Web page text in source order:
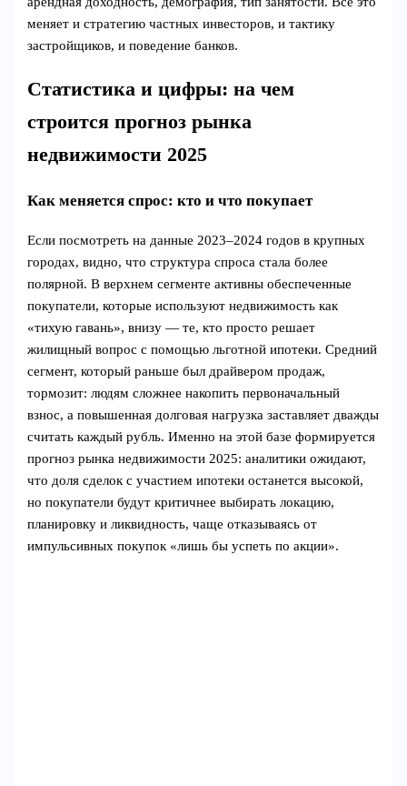
меняет и стратегию частных инвесторов, и тактику
застройщиков, и поведение банков.
Статистика и цифры: на чем
строится прогноз рынка
недвижимости 2025
Как меняется спрос: кто и что покупает
Если посмотреть на данные 2023–2024 годов в крупных
городах, видно, что структура спроса стала более
полярной. В верхнем сегменте активны обеспеченные
покупатели, которые используют недвижимость как
«тихую гавань», внизу — те, кто просто решает
жилищный вопрос с помощью льготной ипотеки. Средний
сегмент, который раньше был драйвером продаж,
тормозит: людям сложнее накопить первоначальный
взнос, а повышенная долговая нагрузка заставляет дважды
считать каждый рубль. Именно на этой базе формируется
прогноз рынка недвижимости 2025: аналитики ожидают,
что доля сделок с участием ипотеки останется высокой,
но покупатели будут критичнее выбирать локацию,
планировку и ликвидность, чаще отказываясь от
импульсивных покупок «лишь бы успеть по акции».